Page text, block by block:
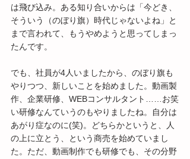
は飛び込み。ある知り合いからは「今どき、
そういう（のぼり旗）時代じゃないよね」と
まで言われて、もうやめようと思ってしまっ
たんです。
でも、社員が4人いましたから、のぼり旗も
やりつつ、新しいことを始めました。動画製
作、企業研修、WEBコンサルタント……お笑
い研修なんていうのもやりましたね。自分は
あがり症なのに(笑)。どちらかというと、人
の上に立とう、という商売を始めていまし
た。ただ、動画制作でも研修でも、その分野